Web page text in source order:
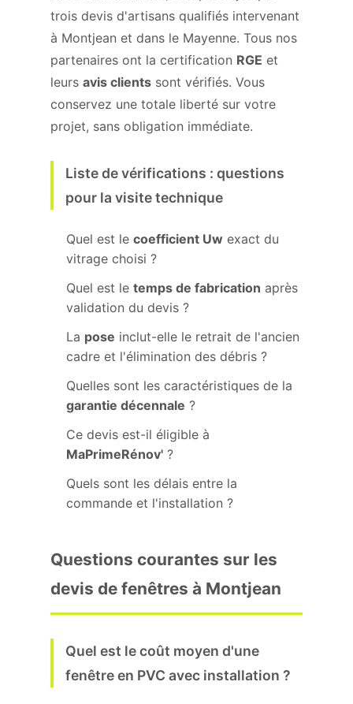
trois devis d'artisans qualifiés intervenant
à Montjean et dans le Mayenne. Tous nos
partenaires ont la certification RGE et
leurs avis clients sont vérifiés. Vous
conservez une totale liberté sur votre
projet, sans obligation immédiate.
Liste de vérifications : questions
pour la visite technique
Quel est le coefficient Uw exact du
vitrage choisi ?
Quel est le temps de fabrication après
validation du devis ?
La pose inclut-elle le retrait de l'ancien
cadre et l'élimination des débris ?
Quelles sont les caractéristiques de la
garantie décennale ?
Ce devis est-il éligible à
MaPrimeRénov' ?
Quels sont les délais entre la
commande et l'installation ?
Questions courantes sur les
devis de fenêtres à Montjean
Quel est le coût moyen d'une
fenêtre en PVC avec installation ?